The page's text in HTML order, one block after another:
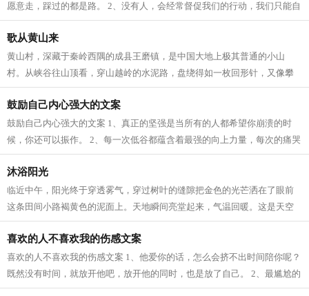
愿意走，踩过的都是路。 2、没有人，会经常督促我们的行动，我们只能自
己去选择自己的人生。 3、一个人，...
歌从黄山来
黄山村，深藏于秦岭西隅的成县王磨镇，是中国大地上极其普通的小山
村。从峡谷往山顶看，穿山越岭的水泥路，盘绕得如一枚回形针，又像攀
岩登山的绳索，拖拽着人们上山。两辆三...
鼓励自己内心强大的文案
鼓励自己内心强大的文案 1、真正的坚强是当所有的人都希望你崩溃的时
候，你还可以振作。 2、每一次低谷都蕴含着最强的向上力量，每次的痛哭
都会洗刷埋藏最深的阴霾。每件你所经...
沐浴阳光
临近中午，阳光终于穿透雾气，穿过树叶的缝隙把金色的光芒洒在了眼前
这条田间小路褐黄色的泥面上。天地瞬间亮堂起来，气温回暖。这是天空
在连续阴沉几天后而漫下来的一缕深秋...
喜欢的人不喜欢我的伤感文案
喜欢的人不喜欢我的伤感文案 1、他爱你的话，怎么会挤不出时间陪你呢？
既然没有时间，就放开他吧，放开他的同时，也是放了自己。 2、最尴尬的
莫过于，分手以后，人家已经有了甜...